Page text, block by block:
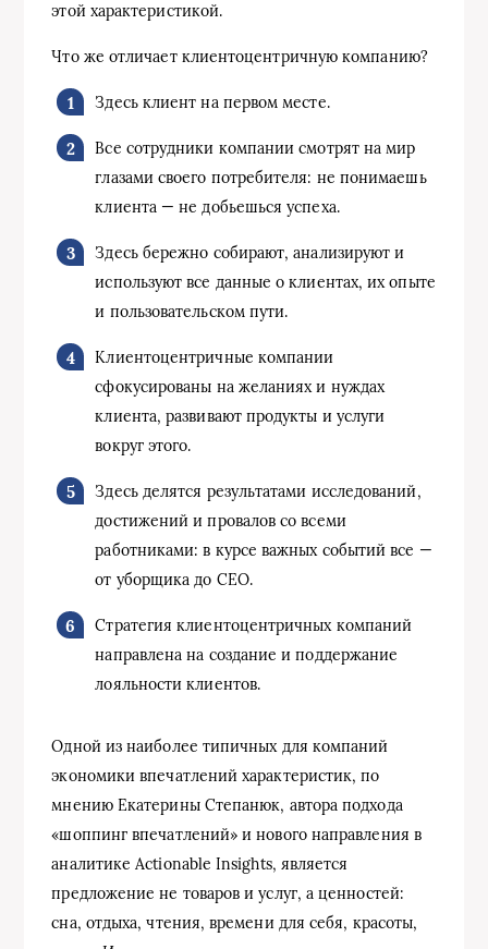
этой характеристикой.
Что же отличает клиентоцентричную компанию?
Здесь клиент на первом месте.
Все сотрудники компании смотрят на мир
глазами своего потребителя: не понимаешь
клиента — не добьешься успеха.
Здесь бережно собирают, анализируют и
используют все данные о клиентах, их опыте
и пользовательском пути.
Клиентоцентричные компании
сфокусированы на желаниях и нуждах
клиента, развивают продукты и услуги
вокруг этого.
Здесь делятся результатами исследований,
достижений и провалов со всеми
работниками: в курсе важных событий все —
от уборщика до CEO.
Стратегия клиентоцентричных компаний
направлена на создание и поддержание
лояльности клиентов.
Одной из наиболее типичных для компаний
экономики впечатлений характеристик, по
мнению Екатерины Степанюк, автора подхода
«шоппинг впечатлений» и нового направления в
аналитике Actionable Insights, является
предложение не товаров и услуг, а ценностей:
сна, отдыха, чтения, времени для себя, красоты,